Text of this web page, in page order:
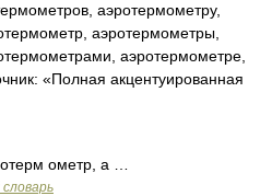
аэротермометру,
аэротермометры,
аэротермометре,
«Полная акцентуированная
ометр, а …